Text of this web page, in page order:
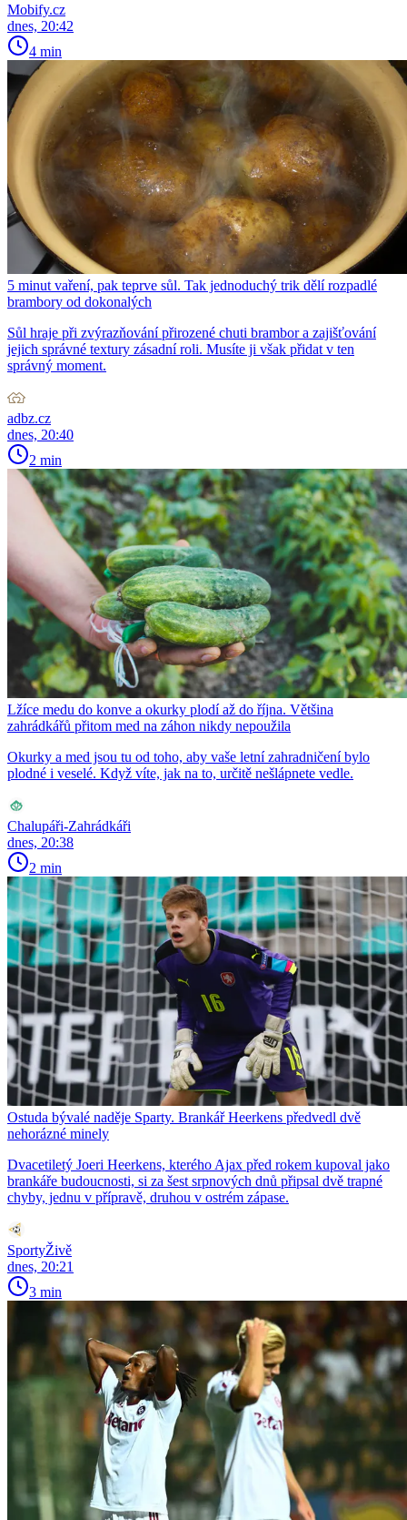
Mobify.cz
dnes, 20:42
4 min
5 minut vaření, pak teprve sůl. Tak jednoduchý trik dělí rozpadlé
brambory od dokonalých
Sůl hraje při zvýrazňování přirozené chuti brambor a zajišťování
jejich správné textury zásadní roli. Musíte ji však přidat v ten
správný moment.
adbz.cz
dnes, 20:40
2 min
Lžíce medu do konve a okurky plodí až do října. Většina
zahrádkářů přitom med na záhon nikdy nepoužila
Okurky a med jsou tu od toho, aby vaše letní zahradničení bylo
plodné i veselé. Když víte, jak na to, určitě nešlápnete vedle.
Chalupáři-Zahrádkáři
dnes, 20:38
2 min
Ostuda bývalé naděje Sparty. Brankář Heerkens předvedl dvě
nehorázné minely
Dvacetiletý Joeri Heerkens, kterého Ajax před rokem kupoval jako
brankáře budoucnosti, si za šest srpnových dnů připsal dvě trapné
chyby, jednu v přípravě, druhou v ostrém zápase.
SportyŽivě
dnes, 20:21
3 min